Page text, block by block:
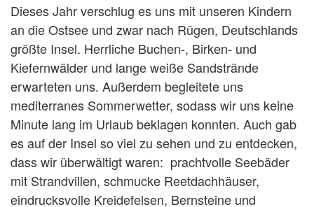
Dieses Jahr verschlug es uns mit unseren Kindern
an die Ostsee und zwar nach Rügen, Deutschlands
größte Insel. Herrliche Buchen-, Birken- und
Kiefernwälder und lange weiße Sandstrände
erwarteten uns. Außerdem begleitete uns
mediterranes Sommerwetter, sodass wir uns keine
Minute lang im Urlaub beklagen konnten. Auch gab
es auf der Insel so viel zu sehen und zu entdecken,
dass wir überwältigt waren: prachtvolle Seebäder
mit Strandvillen, schmucke Reetdachhäuser,
eindrucksvolle Kreidefelsen, Bernsteine und